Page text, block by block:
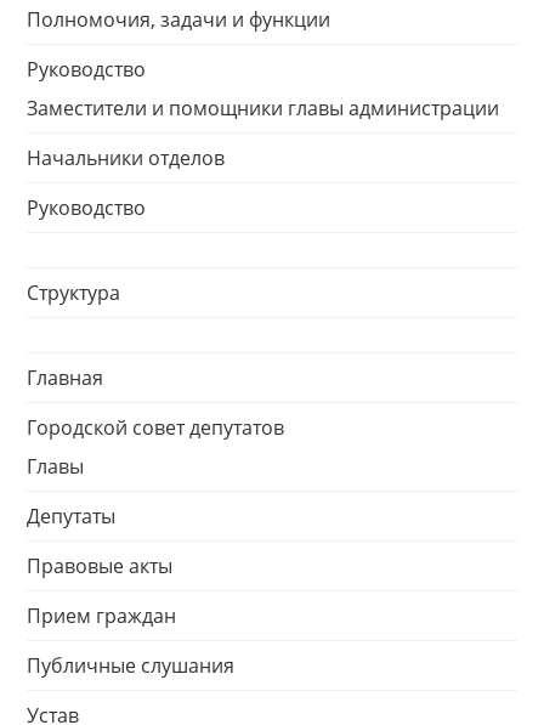
Полномочия, задачи и функции
Руководство
Заместители и помощники главы администрации
Начальники отделов
Руководство
Структура
Главная
Городской совет депутатов
Главы
Депутаты
Правовые акты
Прием граждан
Публичные слушания
Устав